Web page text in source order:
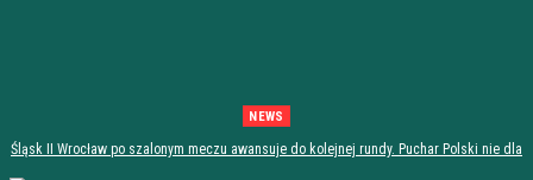
NEWS
Śląsk II Wrocław po szalonym meczu awansuje do kolejnej rundy. Puchar Polski nie dla